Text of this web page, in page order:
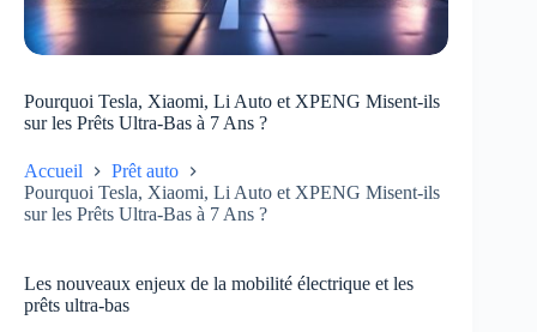
Pourquoi Tesla, Xiaomi, Li Auto et XPENG Misent-ils
sur les Prêts Ultra-Bas à 7 Ans ?
Accueil
Prêt auto
Pourquoi Tesla, Xiaomi, Li Auto et XPENG Misent-ils
sur les Prêts Ultra-Bas à 7 Ans ?
Les nouveaux enjeux de la mobilité électrique et les
prêts ultra-bas